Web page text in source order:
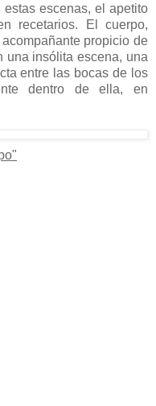
escenas, el apetito
recetarios. El cuerpo,
propicio de
una insólita escena, una
entre las bocas de los
dentro de ella, en